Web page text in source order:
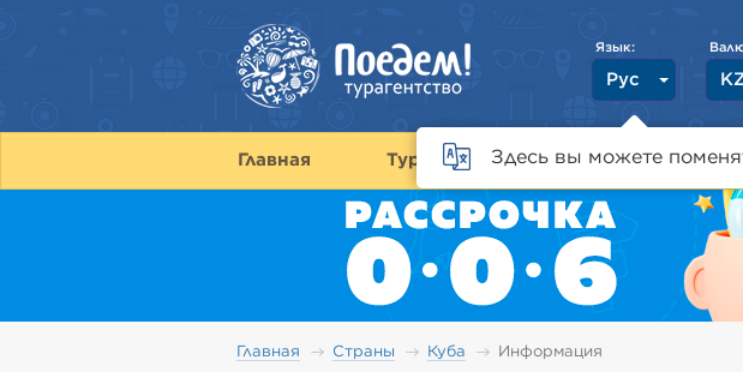
Язык:
Рус
Здесь вы можете
Главная Туры Страны
Главная Страны Куба Информация